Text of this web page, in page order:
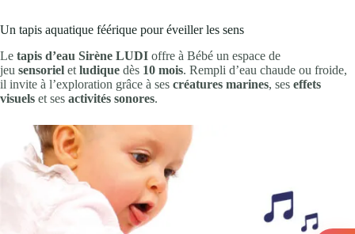
Un tapis aquatique féérique pour éveiller les sens
Le tapis d’eau Sirène LUDI offre à Bébé un espace de
jeu sensoriel et ludique dès 10 mois. Rempli d’eau chaude ou froide,
il invite à l’exploration grâce à ses créatures marines, ses effets
visuels et ses activités sonores.